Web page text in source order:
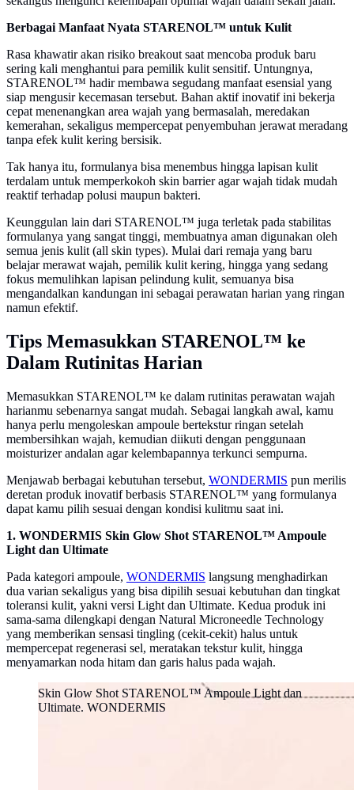
Berbagai Manfaat Nyata STARENOL™ untuk Kulit
Rasa khawatir akan risiko breakout saat mencoba produk baru
sering kali menghantui para pemilik kulit sensitif. Untungnya,
STARENOL™ hadir membawa segudang manfaat esensial yang
siap mengusir kecemasan tersebut. Bahan aktif inovatif ini bekerja
cepat menenangkan area wajah yang bermasalah, meredakan
kemerahan, sekaligus mempercepat penyembuhan jerawat meradang
tanpa efek kulit kering bersisik.
Tak hanya itu, formulanya bisa menembus hingga lapisan kulit
terdalam untuk memperkokoh skin barrier agar wajah tidak mudah
reaktif terhadap polusi maupun bakteri.
Keunggulan lain dari STARENOL™ juga terletak pada stabilitas
formulanya yang sangat tinggi, membuatnya aman digunakan oleh
semua jenis kulit (all skin types). Mulai dari remaja yang baru
belajar merawat wajah, pemilik kulit kering, hingga yang sedang
fokus memulihkan lapisan pelindung kulit, semuanya bisa
mengandalkan kandungan ini sebagai perawatan harian yang ringan
namun efektif.
Tips Memasukkan STARENOL™ ke
Dalam Rutinitas Harian
Memasukkan STARENOL™ ke dalam rutinitas perawatan wajah
harianmu sebenarnya sangat mudah. Sebagai langkah awal, kamu
hanya perlu mengoleskan ampoule bertekstur ringan setelah
membersihkan wajah, kemudian diikuti dengan penggunaan
moisturizer andalan agar kelembapannya terkunci sempurna.
Menjawab berbagai kebutuhan tersebut, WONDERMIS pun merilis
deretan produk inovatif berbasis STARENOL™ yang formulanya
dapat kamu pilih sesuai dengan kondisi kulitmu saat ini.
1. WONDERMIS Skin Glow Shot STARENOL™ Ampoule
Light dan Ultimate
Pada kategori ampoule, WONDERMIS langsung menghadirkan
dua varian sekaligus yang bisa dipilih sesuai kebutuhan dan tingkat
toleransi kulit, yakni versi Light dan Ultimate. Kedua produk ini
sama-sama dilengkapi dengan Natural Microneedle Technology
yang memberikan sensasi tingling (cekit-cekit) halus untuk
mempercepat regenerasi sel, meratakan tekstur kulit, hingga
menyamarkan noda hitam dan garis halus pada wajah.
Skin Glow Shot STARENOL™ Ampoule Light dan
Ultimate. WONDERMIS